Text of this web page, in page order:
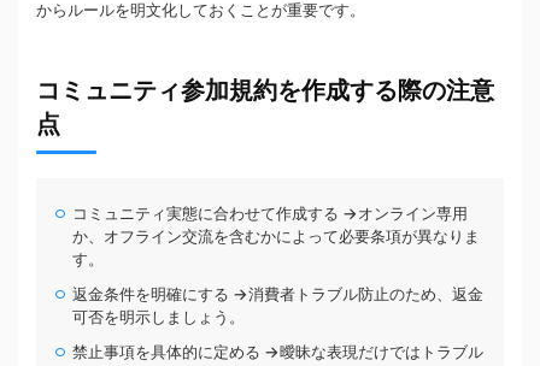
からルールを明文化しておくことが重要です。
コミュニティ参加規約を作成する際の注意
点
コミュニティ実態に合わせて作成する →オンライン専用
か、オフライン交流を含むかによって必要条項が異なりま
す。
返金条件を明確にする →消費者トラブル防止のため、返金
可否を明示しましょう。
禁止事項を具体的に定める →曖昧な表現だけではトラブル